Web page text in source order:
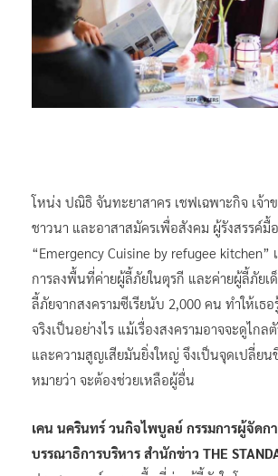
โหน่ง ปณิธิ จันทะยาสาคร เชฟเฉพาะกิจ เจ้
ชาวนา และอาสาสมัครเพื่อสังคม ผู้รังสรรค์มื้
“Emergency Cuisine by refugee kitchen”
การลงพื้นที่ค่ายผู้ลี้ภัยในตุรกี และค่ายผู้ลี้ภัยเ
ลี้ภัยจากสงครามซีเรียนับ 2,000 คน ทำให้เธ
จริงเป็นอย่างไร แม้เรื่องสงครามอาจจะดูไก
และความสูญเสียมันยิ่งใหญ่ จึงเป็นจุดเปลี่ยน
หมายว่า จะต้องช่วยเหลือผู้อื่น
เคน นครินทร์ วนกิจไพบูลย์ กรรมการผู้จัดก
บรรณาธิการบริหาร สำนักข่าว THE